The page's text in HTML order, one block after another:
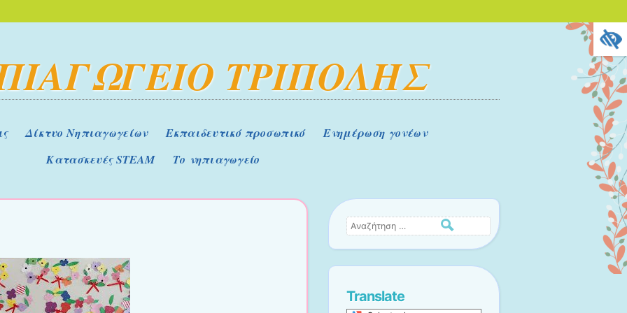
ΤΡΙΠΟΛΗΣ
Δίκτυο Νηπιαγωγείων Εκπαιδευτικό προσωπικό
Ενημέρωση γονέων
Κατασκευές STEAM
Το νηπιαγωγείο
Αναζήτηση
Translate